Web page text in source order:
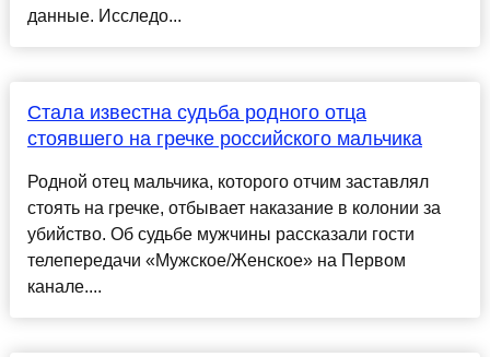
данные. Исследо...
Стала известна судьба родного отца
стоявшего на гречке российского мальчика
Родной отец мальчика, которого отчим заставлял
стоять на гречке, отбывает наказание в колонии за
убийство. Об судьбе мужчины рассказали гости
телепередачи «Мужское/Женское» на Первом
канале....